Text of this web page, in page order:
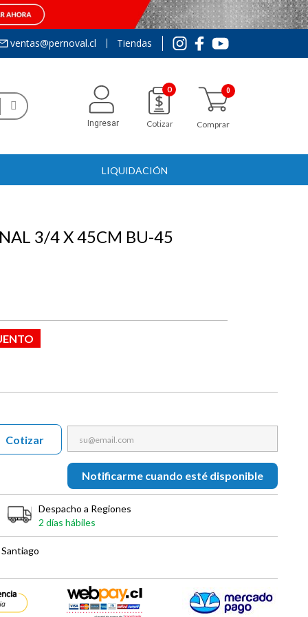
ventas@pernoval.cl Tiendas
Ingresar
0
Cotizar Comprar
LIQUIDACIÓN
3/4 X 45CM BU-45
Notificarme cuando esté disponible
Cotizar
Despacho a Regiones
2 días hábiles